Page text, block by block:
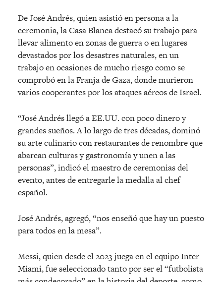
De José Andrés, quien asistió en persona a la
ceremonia, la Casa Blanca destacó su trabajo para
llevar alimento en zonas de guerra o en lugares
devastados por los desastres naturales, en un
trabajo en ocasiones de mucho riesgo como se
comprobó en la Franja de Gaza, donde murieron
varios cooperantes por los ataques aéreos de Israel.
“José Andrés llegó a EE.UU. con poco dinero y
grandes sueños. A lo largo de tres décadas, dominó
su arte culinario con restaurantes de renombre que
abarcan culturas y gastronomía y unen a las
personas”, indicó el maestro de ceremonias del
evento, antes de entregarle la medalla al chef
español.
José Andrés, agregó, “nos enseñó que hay un puesto
para todos en la mesa”.
Messi, quien desde el 2023 juega en el equipo Inter
Miami, fue seleccionado tanto por ser el “futbolista